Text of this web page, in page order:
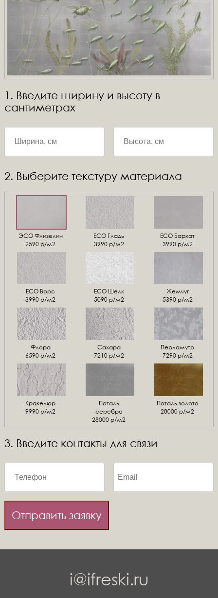
1. Введите ширину и высоту в
сантиметрах
2. Выберите текстуру материала
ЭСО Флизелин
2590 р/м2
ЕСО Гладь
3990 р/м2
ECO Бархат
3990 р/м2
ЕСО Ворс
3990 р/м2
ЕСО Шелк
5090 р/м2
Жемчуг
5390 р/м2
Флора
6590 р/м2
Сахара
7210 р/м2
Перламутр
7290 р/м2
Кракелюр
9990 р/м2
Поталь
серебро
28000 р/м2
Поталь золото
28000 р/м2
3. Введите контакты для связи
Отправить заявку
i@ifreski.ru